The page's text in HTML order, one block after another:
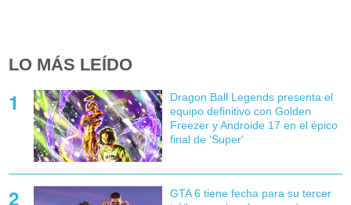
LO MÁS LEÍDO
Dragon Ball Legends presenta el
equipo definitivo con Golden
Freezer y Androide 17 en el épico
final de 'Super'
GTA 6 tiene fecha para su tercer